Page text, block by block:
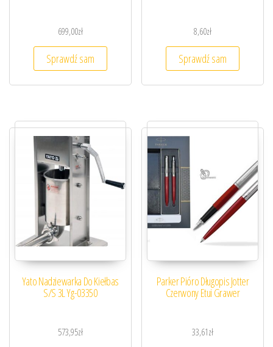
699,00zł
Sprawdź sam
8,60zł
Sprawdź sam
Yato Nadziewarka Do Kiełbas
S/S 3L Yg-03350
573,95zł
Parker Pióro Długopis Jotter
Czerwony Etui Grawer
33,61zł